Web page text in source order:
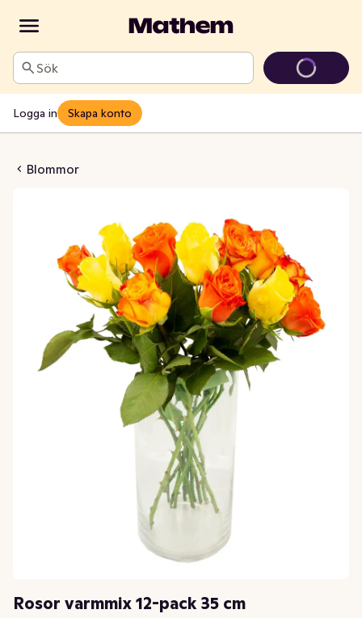
Sök
Logga in Skapa konto
Blommor
12-pack 35 cm
Rosor varmmix 12-pack 35 cm